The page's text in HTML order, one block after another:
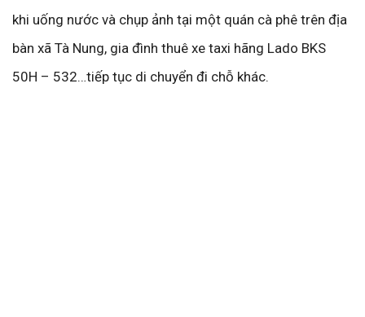
khi uống nước và chụp ảnh tại một quán cà phê trên địa
bàn xã Tà Nung, gia đình thuê xe taxi hãng Lado BKS
50H – 532…tiếp tục di chuyển đi chỗ khác.